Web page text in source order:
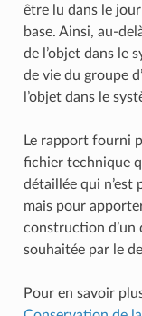
être lu dans le
base. Ainsi, au-
de l’objet dans le
de vie du groupe
l’objet dans le
Le rapport fourni
fichier technique
détaillée qui
mais pour
construction d’un
souhaitée par le
Pour en savoir